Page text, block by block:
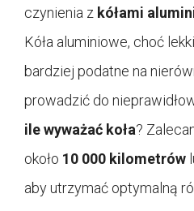
czynienia z kółami
Kóła aluminiowe, choć
bardziej podatne na
prowadzić do
ile wyważać koła?
około 10 000 kilometrów
aby utrzymać optymalną